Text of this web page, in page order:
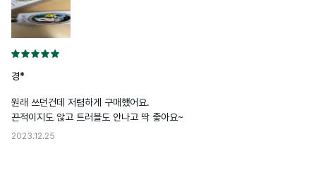
경*
원래 쓰던건데 저렴하게 구매했어요.
끈적이지도 않고 트러블도 안나고 딱 좋아요~
2023.12.25